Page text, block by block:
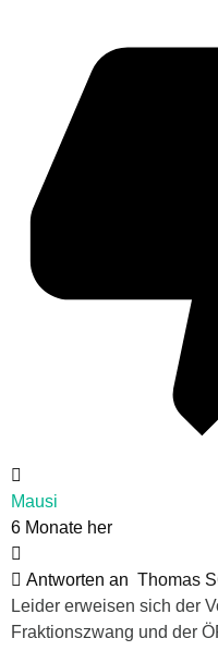
Mausi
6 Monate her
Antworten an Thomas
Leider erweisen sich der
Fraktionszwang und der